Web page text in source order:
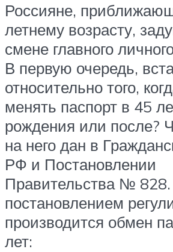
Россияне,
летнему возрасту,
смене главного
В первую очередь,
относительно того,
менять паспорт в 45
рождения или после?
на него дан в
РФ и Постановлении
Правительства №
постановлением
производится обмен
лет: